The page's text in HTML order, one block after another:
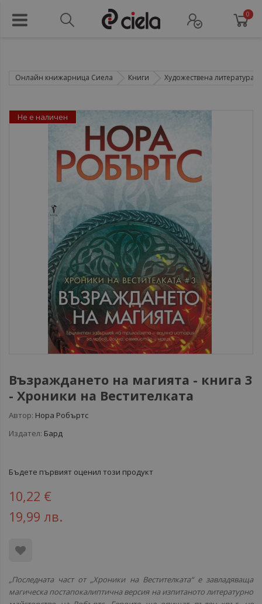
0
Онлайн книжарница Сиела Книги Художествена литература
Възраждането на магията - книга 3
- Хроники на Вестителката
Автор: Нора Робъртс
Издател: Бард
Бъдете първият оценил този продукт
10,22 €
19,99 лв.
„Последната част от „Хроники на Вестителката“ е завладяваща
магическа постапокалиптична версия на изпитаното литературно
Не е наличен